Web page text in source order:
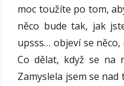
moc toužíte po tom,
něco bude tak, jak
upsss… objeví se
Co dělat, když se na
Zamyslela jsem se